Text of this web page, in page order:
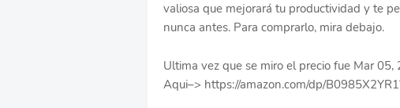
valiosa que mejorará tu productividad y te
nunca antes. Para comprarlo, mira debajo.
Ultima vez que se miro el precio fue Mar
Aqui–> https://amazon.com/dp/